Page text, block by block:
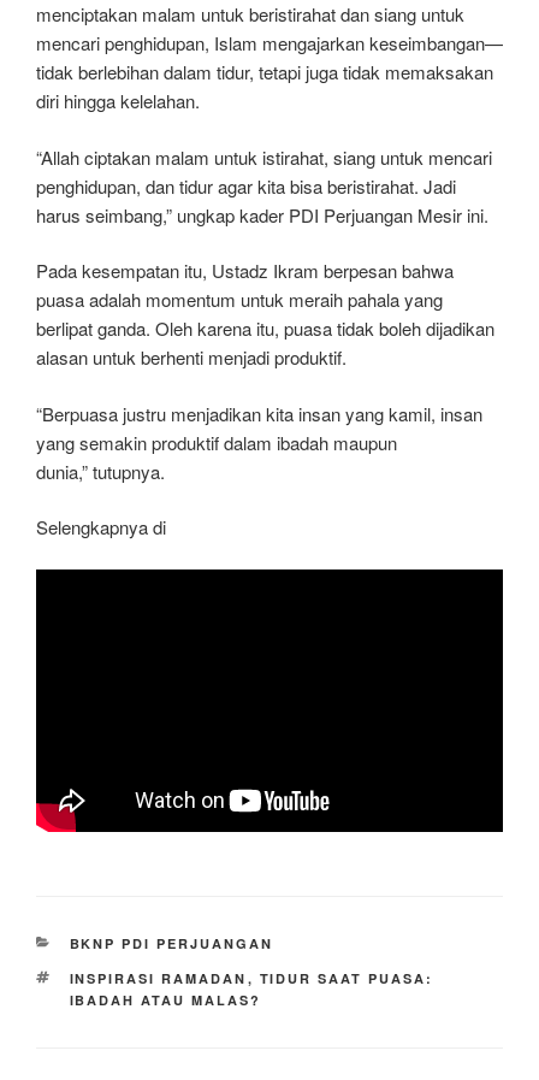
menciptakan malam untuk beristirahat dan siang untuk
mencari penghidupan, Islam mengajarkan keseimbangan—
tidak berlebihan dalam tidur, tetapi juga tidak memaksakan
diri hingga kelelahan.
“Allah ciptakan malam untuk istirahat, siang untuk mencari
penghidupan, dan tidur agar kita bisa beristirahat. Jadi
harus seimbang,” ungkap kader PDI Perjuangan Mesir ini.
Pada kesempatan itu, Ustadz Ikram berpesan bahwa
puasa adalah momentum untuk meraih pahala yang
berlipat ganda. Oleh karena itu, puasa tidak boleh dijadikan
alasan untuk berhenti menjadi produktif.
“Berpuasa justru menjadikan kita insan yang kamil, insan
yang semakin produktif dalam ibadah maupun
dunia,” tutupnya.
Selengkapnya di
CATEGORIES
BKNP PDI PERJUANGAN
TAGS
INSPIRASI RAMADAN , TIDUR SAAT PUASA:
IBADAH ATAU MALAS?